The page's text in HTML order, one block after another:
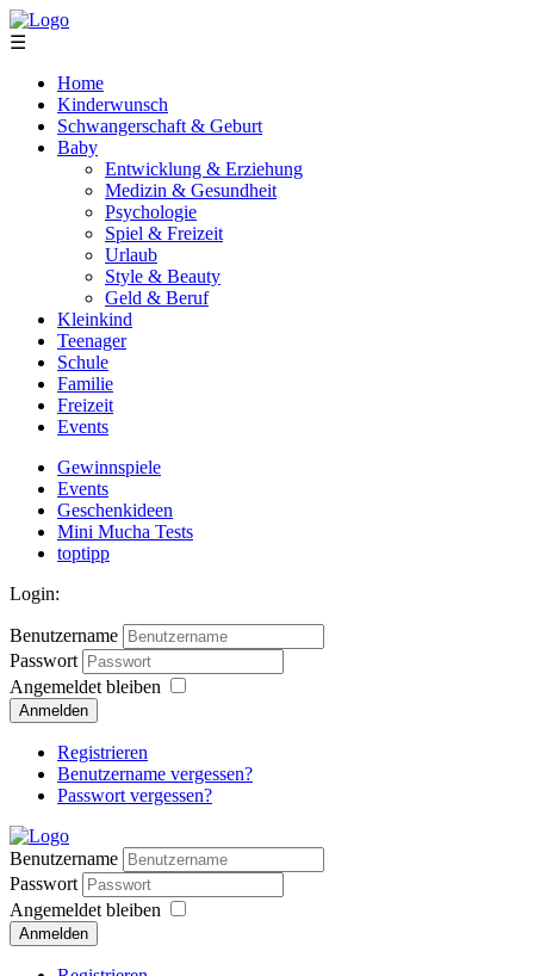
☰
Home
Kinderwunsch
Schwangerschaft & Geburt
Baby
Entwicklung & Erziehung
Medizin & Gesundheit
Psychologie
Spiel & Freizeit
Urlaub
Style & Beauty
Geld & Beruf
Kleinkind
Teenager
Schule
Familie
Freizeit
Events
Gewinnspiele
Events
Geschenkideen
Mini Mucha Tests
toptipp
Login:
Benutzername
Passwort
Angemeldet bleiben
Anmelden
Registrieren
Benutzername vergessen?
Passwort vergessen?
Benutzername
Passwort
Angemeldet bleiben
Anmelden